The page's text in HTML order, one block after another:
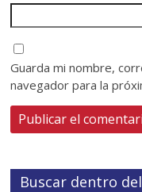
Guarda mi nombre,
navegador para la
Buscar dentro